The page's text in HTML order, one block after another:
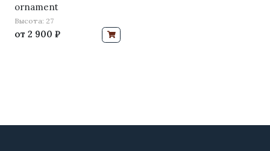
ornament
Высота: 27
от 2 900 ₽